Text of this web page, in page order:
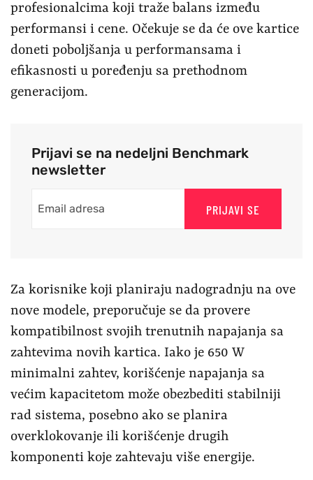
profesionalcima koji traže balans između
performansi i cene. Očekuje se da će ove kartice
doneti poboljšanja u performansama i
efikasnosti u poređenju sa prethodnom
generacijom.
Prijavi se na nedeljni Benchmark
newsletter
PRIJAVI SE
Za korisnike koji planiraju nadogradnju na ove
nove modele, preporučuje se da provere
kompatibilnost svojih trenutnih napajanja sa
zahtevima novih kartica. Iako je 650 W
minimalni zahtev, korišćenje napajanja sa
većim kapacitetom može obezbediti stabilniji
rad sistema, posebno ako se planira
overklokovanje ili korišćenje drugih
komponenti koje zahtevaju više energije.